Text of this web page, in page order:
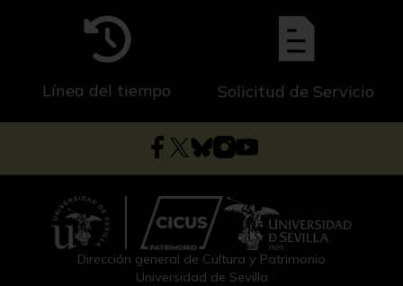
Línea del tiempo Solicitud de Servicio
Dirección general de Cultura y Patrimonio
Universidad de Sevilla